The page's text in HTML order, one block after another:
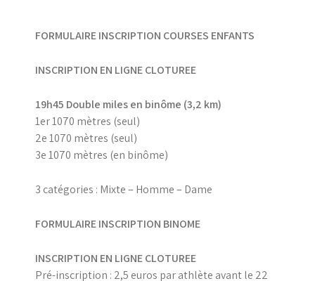
FORMULAIRE INSCRIPTION COURSES ENFANTS
INSCRIPTION EN LIGNE CLOTUREE
19h45 Double miles en binôme (3,2 km)
1er 1070 mètres (seul)
2e 1070 mètres (seul)
3e 1070 mètres (en binôme)
3 catégories : Mixte – Homme – Dame
FORMULAIRE INSCRIPTION BINOME
INSCRIPTION EN LIGNE CLOTUREE
Pré-inscription : 2,5 euros par athlète avant le 22